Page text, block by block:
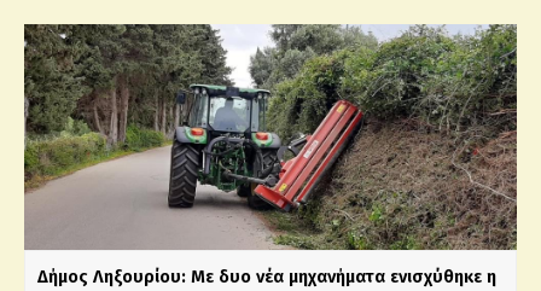
Δήμος Ληξουρίου: Με δυο νέα μηχανήματα ενισχύθηκε η